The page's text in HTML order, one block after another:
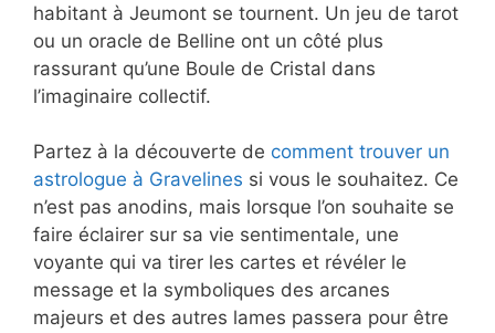
habitant à Jeumont se tournent. Un jeu de tarot
ou un oracle de Belline ont un côté plus
rassurant qu’une Boule de Cristal dans
l’imaginaire collectif.
Partez à la découverte de comment trouver un
astrologue à Gravelines si vous le souhaitez. Ce
n’est pas anodins, mais lorsque l’on souhaite se
faire éclairer sur sa vie sentimentale, une
voyante qui va tirer les cartes et révéler le
message et la symboliques des arcanes
majeurs et des autres lames passera pour être